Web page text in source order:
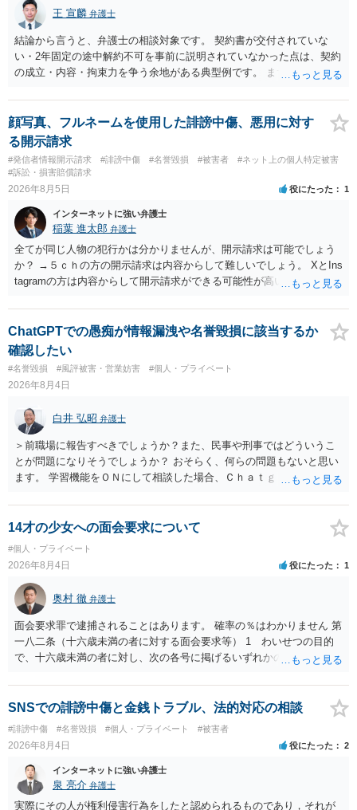
王 宣麟 弁護士
結論から言うと、弁護士の相談対象です。 契約書が交付されていな
い・2年固定の途中解約不可を事前に説明されていなかった点は、契約
の成立・内容・拘束力を争う余地がある典型例です。 まずは、運営と
みてはいかがでしょうか。 また同時並行で（もしまだされていないの
であれば）書面で退所意思の明確化はしておくべきだと考えます。
顔写真、フルネームを使用した誹謗中傷、悪用に対す
る開示請求
#発信者情報開示請求 #誹謗中傷 #名誉毀損 #被害者
#ネット上の個人特定被害
#訴訟・損害賠償請求
2026年8月5日 役にたった 1
インターネットに強い弁護士
稲葉 進太郎 弁護士
全てが同じ人物の犯行かは分かりませんが、開示請求は可能でしょう
か？ →５ｃｈの方の開示請求は内容からして難しいでしょう。 XとIns
tagramの方は内容からして開示請求ができる可能性が高いでしょう。
いでしょう。７月中にアカウントが削除されている場合、今から進め
ても失敗する可能性が高いように思われます。 相手を特定できた場
合、相手に全ての弁護士費用を負担させることは可能でしょうか？ →
訴訟外の交渉で相手方が認めれば負担させることができるでしょう。
訴訟で判決となった場合は、実際の弁護士費用が認められる場合と認
められない場合があり何ともいえないところでしょう。
ChatGPTでの愚痴が情報漏洩や名誉毀損に該当するか
確認したい
#名誉毀損 #風評被害・営業妨害 #個人・プライベート
2026年8月4日
白井 弘昭 弁護士
＞前職場に報告すべきでしょうか？また、民事や刑事ではどういうこ
とが問題になりそうでしょうか？ おそらく、何らの問題もないと思い
ます。 学習機能をＯＮにして相談した場合、Ｃｈａｔｇｐｔがｏｐｅ
する可能性がありますが、個人名や会社名を特定していない限り、一
般論として抽象化されて回答に織り込まれる可能性が生じるにすぎま
せんので、その情報自体が、秘密情報に当たるとは思えませんし、名
誉棄損として、個人や会社に対する誹謗中傷の不特定多数への公開に
当たるとも思われません。 もちろん、誰がその内容をｃｈａｔｇｐｔ
に入力したかも第三者にしられることはないので、個人や会社の特定
をせずに書き込んだことで（おそらく特定して書き込んだとして
も）、相談者さんが刑事民事の責任に問われることはないでしょう。
私見ながらご参考まで。
14才の少女への面会要求について
#個人・プライベート
2026年8月4日 役にたった 1
奥村 徹 弁護士
面会要求罪で逮捕されることはあります。 確率の％はわかりません 第
一八二条（十六歳未満の者に対する面会要求等） 1 わいせつの目的
で、十六歳未満の者に対し、次の各号に掲げるいずれかの行為をした
が生まれた日より五年以上前の日に生まれた者に限る。）は、一年以
下の拘禁刑又は五十万円以下の罰金に処する。 一 威迫し、偽計を用
い又は誘惑して面会を要求すること。 二 拒まれたにもかかわらず、
反復して面会を要求すること。 三 金銭その他の利益を供与し、又は
その申込み若しくは約束をして面会を要求すること。 2前項の罪を犯
し、よってわいせつの目的で当該十六歳未満の者と面会をした者は、
二年以下の拘禁刑又は百万円以下の罰金に処する。
SNSでの誹謗中傷と金銭トラブル、法的対応の相談
#誹謗中傷 #名誉毀損 #個人・プライベート #被害者
2026年8月4日 役にたった 2
インターネットに強い弁護士
泉 亮介 弁護士
実際にその人が権利侵害行為をしたと認められるものであり，それが